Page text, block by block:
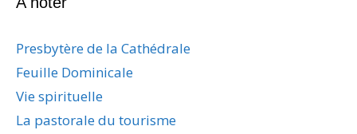
Presbytère de la Cathédrale
Feuille Dominicale
Vie spirituelle
La pastorale du tourisme